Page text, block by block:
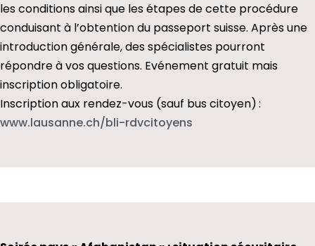
les conditions ainsi que les étapes de cette procédure
conduisant à l’obtention du passeport suisse. Après une
introduction générale, des spécialistes pourront
répondre à vos questions. Evénement gratuit mais
inscription obligatoire.
Inscription aux rendez-vous (sauf bus citoyen) :
www.lausanne.ch/bli-rdvcitoyens